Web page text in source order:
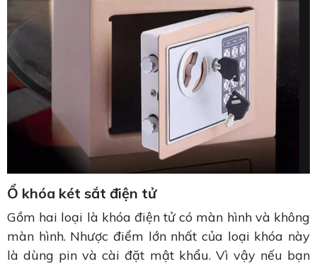
Ổ khóa két sắt điện tử
Gồm hai loại là khóa điện tử có màn hình và không
màn hình. Nhược điểm lớn nhất của loại khóa này
là dùng pin và cài đặt mật khẩu. Vì vậy nếu bạn